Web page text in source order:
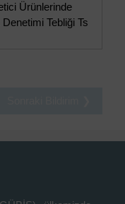
Ürünlerinde
Tebliği Ts